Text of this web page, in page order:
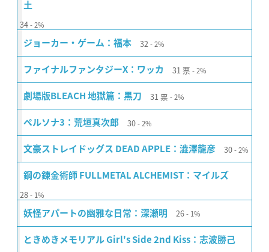
土
34 2%
ジョーカー・ゲーム：福本 32 2%
ファイナルファンタジーX：ワッカ 31 票 2%
劇場版BLEACH 地獄篇：黒刀 31 票 2%
ペルソナ3：荒垣真次郎 30 2%
文豪ストレイドッグス DEAD APPLE：澁澤龍彦 30 2%
鋼の錬金術師 FULLMETAL ALCHEMIST：マイルズ
28 1%
妖怪アパートの幽雅な日常：深瀬明 26 1%
ときめきメモリアル Girl's Side 2nd Kiss：志波勝己